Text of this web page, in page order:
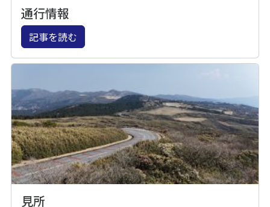
通行情報
記事を読む
見所